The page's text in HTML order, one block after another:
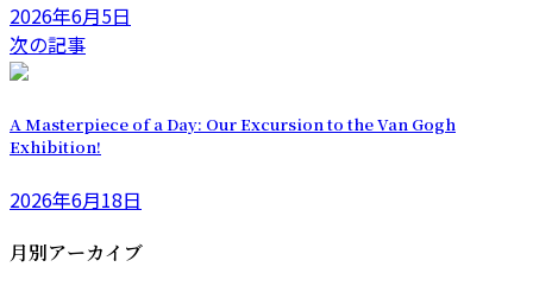
2026年6月5日
次の記事
A Masterpiece of a Day: Our Excursion to the Van Gogh
Exhibition!
2026年6月18日
月別アーカイブ